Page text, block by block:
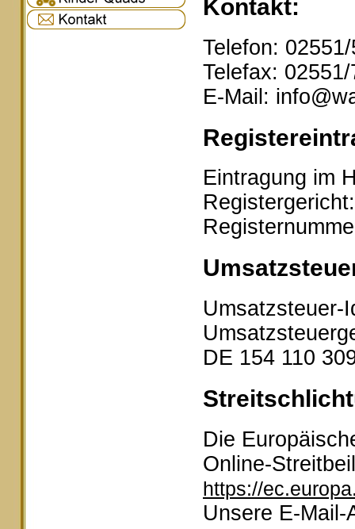
Kontakt:
Telefon:
Telefax:
E-Mail:
Eintragung im
Umsatzsteuer-
DE 154 110
Die
Online-
https://
Unsere E-